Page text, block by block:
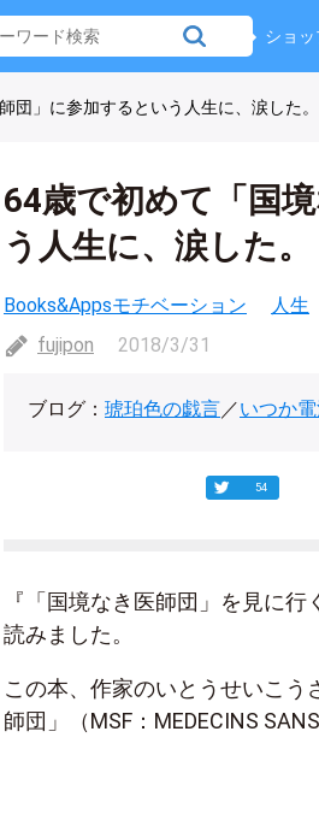
ショッ
団」に参加するという人生に、涙した。
64歳で初めて「国
う人生に、涙した。
Books&Appsモチベーション 人生
fujipon
2018/3/31
ブログ： 琥珀色の戯言 ／いつか
54
『「国境なき医師団」を見に
読みました。
この本、作家のいとうせいこ
師団」（MSF ： MEDECINS